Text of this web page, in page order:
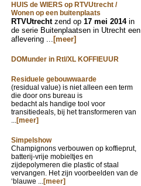
HUIS de WIERS op RTVUtrecht /
Wonen op een buitenplaats
RTVUtrechtzend op 17 mei 2014 in
de serie Buitenplaatsen in Utrecht een
aflevering ... [meer]
DOMunder in Rtl/XL KOFFIEUUR
Residuele gebouwwaarde
(residual value) is niet alleen een term
die door ons bureau is
bedacht als handige tool voor
transitiedeals, bij het transformeren van
...[meer]
Simpelshow
Champignons verbouwen op koffieprut,
batterij-vrije mobieltjes en
zijdepolymeren die plastic of staal
vervangen. Het zijn voorbeelden van de
‘blauwe ...[meer]